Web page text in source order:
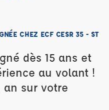
CHEZ ECF CESR 35 - ST
dès 15 ans et
au volant !
an sur votre